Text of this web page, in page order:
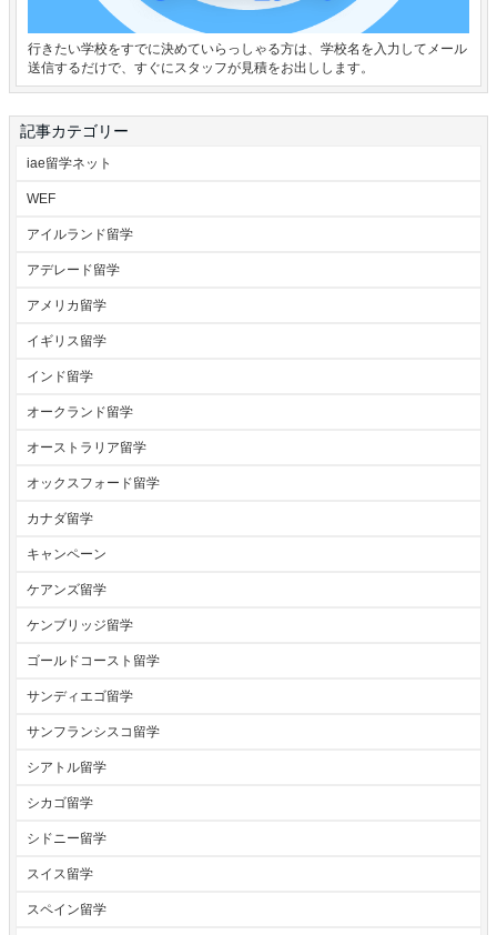
行きたい学校をすでに決めていらっしゃる方は、学校名を入力してメール
送信するだけで、すぐにスタッフが見積をお出しします。
記事カテゴリー
iae留学ネット
WEF
アイルランド留学
アデレード留学
アメリカ留学
イギリス留学
インド留学
オークランド留学
オーストラリア留学
オックスフォード留学
カナダ留学
キャンペーン
ケアンズ留学
ケンブリッジ留学
ゴールドコースト留学
サンディエゴ留学
サンフランシスコ留学
シアトル留学
シカゴ留学
シドニー留学
スイス留学
スペイン留学